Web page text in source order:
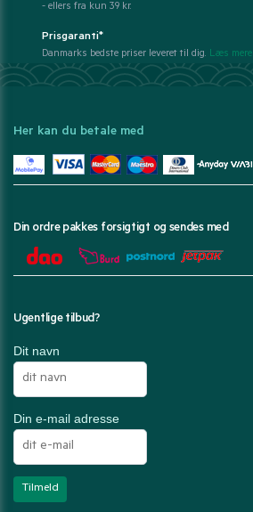
- ellers fra kun 39 kr.
Prisgaranti*
Danmarks bedste priser leveret til dig. Læs mere
Her kan du betale med
Din ordre pakkes forsigtigt og sendes med
Ugentlige tilbud?
Dit navn
Din e-mail adresse